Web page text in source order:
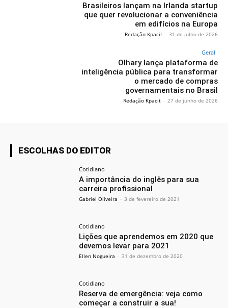
Brasileiros lançam na Irlanda startup
que quer revolucionar a conveniência
em edifícios na Europa
Redação Kpacit - 31 de julho de 2026
Geral
Olhary lança plataforma de
inteligência pública para transformar
o mercado de compras
governamentais no Brasil
Redação Kpacit - 27 de junho de 2026
ESCOLHAS DO EDITOR
Cotidiano
A importância do inglês para sua
carreira profissional
Gabriel Oliveira - 3 de fevereiro de 2021
Cotidiano
Lições que aprendemos em 2020 que
devemos levar para 2021
Ellen Nogueira - 31 de dezembro de 2020
Cotidiano
Reserva de emergência: veja como
começar a construir a sua!